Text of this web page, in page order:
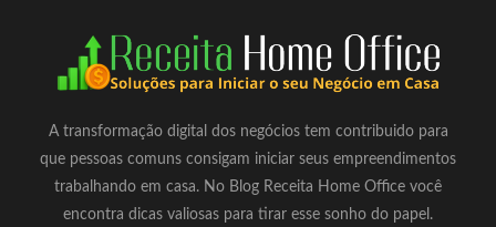
A transformação digital dos negócios tem contribuido para
que pessoas comuns consigam iniciar seus empreendimentos
trabalhando em casa. No Blog Receita Home Office você
encontra dicas valiosas para tirar esse sonho do papel.